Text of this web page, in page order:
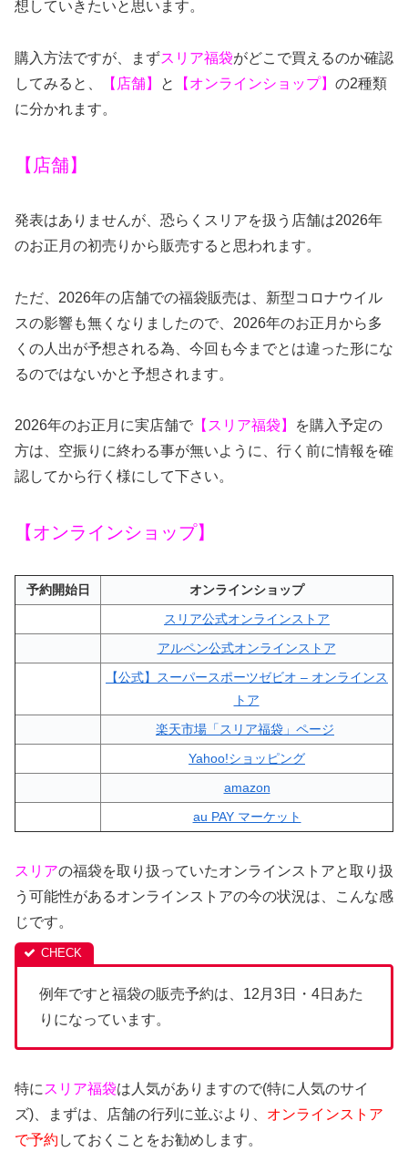
想していきたいと思います。
購入方法ですが、まずスリア福袋がどこで買えるのか確認
してみると、
【店舗】 と 【オンラインショップ】 の2種類
に分かれます。
【店舗】
発表はありませんが、恐らくスリアを扱う店舗は2026年
のお正月の初売りから販売すると思われます。
ただ、 2026年の店舗での福袋販売は、 新型コロナウイル
スの影響も無くなりましたので、 2026年のお正月から多
くの人出が予想される為 、今回も今までとは違った形にな
るのではないかと予想されます。
2026年のお正月に実店舗で 【スリア福袋】
を購入予定の
方は、空振りに終わる事が無いように、行く前に情報を確
認してから行く様にして下さい。
【オンラインショップ】
予約開始日
オンラインショップ
スリア公式オンラインストア
アルペン公式オンラインストア
【公式】スーパースポーツゼビオ – オンラインス
トア
楽天市場「スリア福袋」ページ
Yahoo!ショッピング
amazon
au PAY マーケット
スリアの福袋を取り扱っていたオンラインストアと取り扱
う可能性があるオンラインストアの今の状況は、こんな感
じです。
例年ですと福袋の販売予約は、12月3日・4日あた
りになっています。
特に スリア福袋は人気がありますので(特に人気のサイ
ズ)、まずは、店舗の行列に並ぶより、 オンラインストア
で予約 しておくことをお勧めします。